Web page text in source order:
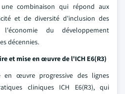
combinaison qui répond aux
et de diversité d'inclusion des
du développement
décennies.
et mise en œuvre de l'ICH E6(R3)
œuvre progressive des lignes
cliniques ICH E6(R3), qui